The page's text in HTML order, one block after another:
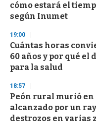
cómo estará el
según Inumet
19:00
Cuántas horas
60 años y por qué el
para la salud
18:57
Peón rural murió en
alcanzado por un
destrozos en varias